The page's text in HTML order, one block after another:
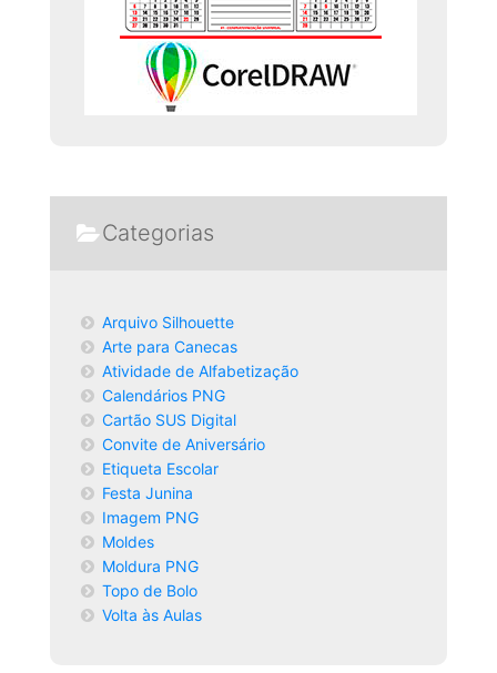
Categorias
Arquivo Silhouette
Arte para Canecas
Atividade de Alfabetização
Calendários PNG
Cartão SUS Digital
Convite de Aniversário
Etiqueta Escolar
Festa Junina
Imagem PNG
Moldes
Moldura PNG
Topo de Bolo
Volta às Aulas